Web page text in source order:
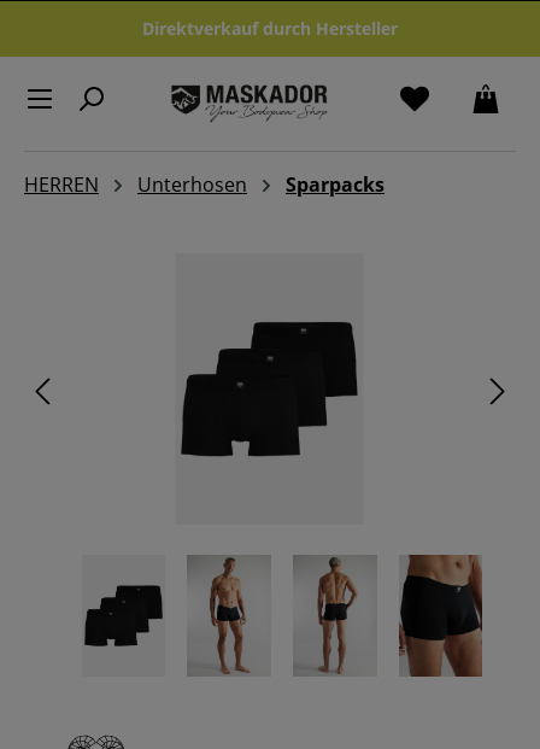
Zum Hauptinhalt springenDirektverkauf durch Hersteller
HERREN Unterhosen Sparpacks